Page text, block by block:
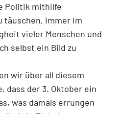
Politik mithilfe
täuschen, immer im
vieler Menschen und
selbst ein Bild zu
wir über all diesem
dass der 3. Oktober ein
was damals errungen